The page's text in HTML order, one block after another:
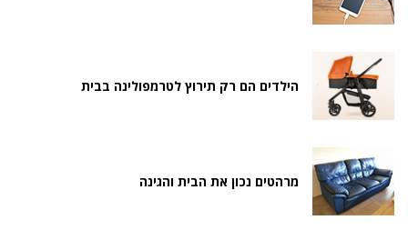
הילדים הם רק תירוץ לטרמפולינה בבית
מרהטים נכון את הבית והגינה